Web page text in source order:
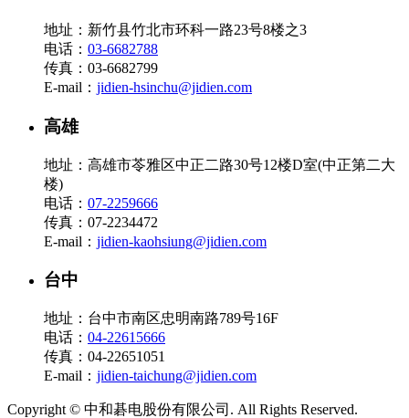
地址：新竹县竹北市环科一路23号8楼之3
电话： 03-6682788
传真：03-6682799
E-mail： jidien-hsinchu@jidien.com
高雄
地址：高雄市苓雅区中正二路30号12楼D室(中正第二大
楼)
电话： 07-2259666
传真：07-2234472
E-mail： jidien-kaohsiung@jidien.com
台中
地址：台中市南区忠明南路789号16F
电话： 04-22615666
传真：04-22651051
E-mail： jidien-taichung@jidien.com
Copyright © 中和碁电股份有限公司. All Rights Reserved.